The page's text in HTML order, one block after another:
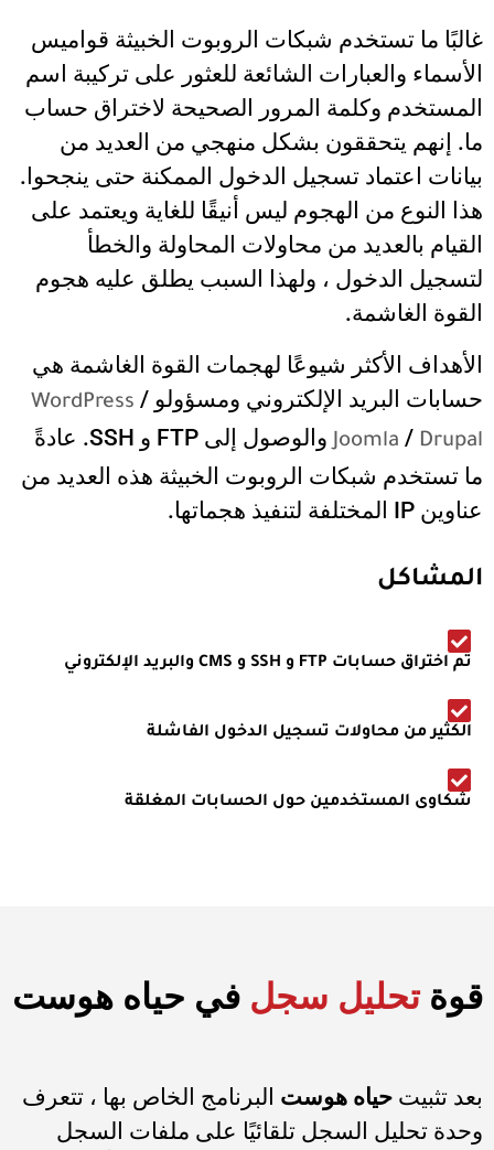
غالبًا ما تستخدم شبكات الروبوت الخبيثة قواميس
الأسماء والعبارات الشائعة للعثور على تركيبة اسم
المستخدم وكلمة المرور الصحيحة لاختراق حساب
ما. إنهم يتحققون بشكل منهجي من العديد من
بيانات اعتماد تسجيل الدخول الممكنة حتى ينجحوا.
هذا النوع من الهجوم ليس أنيقًا للغاية ويعتمد على
القيام بالعديد من محاولات المحاولة والخطأ
لتسجيل الدخول ، ولهذا السبب يطلق عليه هجوم
القوة الغاشمة.
الأهداف الأكثر شيوعًا لهجمات القوة الغاشمة هي
حسابات البريد الإلكتروني ومسؤولو
WordPress /
Joomla / Drupal
والوصول إلى FTP و SSH. عادةً
ما تستخدم شبكات الروبوت الخبيثة هذه العديد من
عناوين IP المختلفة لتنفيذ هجماتها.
المشاكل
تم اختراق حسابات FTP و SSH و CMS والبريد الإلكتروني
الكثير من محاولات تسجيل الدخول الفاشلة
شكاوى المستخدمين حول الحسابات المغلقة
قوةتحليل سجل في حياه هوست
بعد تثبيت حياه هوست البرنامج الخاص بها ، تتعرف
وحدة تحليل السجل تلقائيًا على ملفات السجل